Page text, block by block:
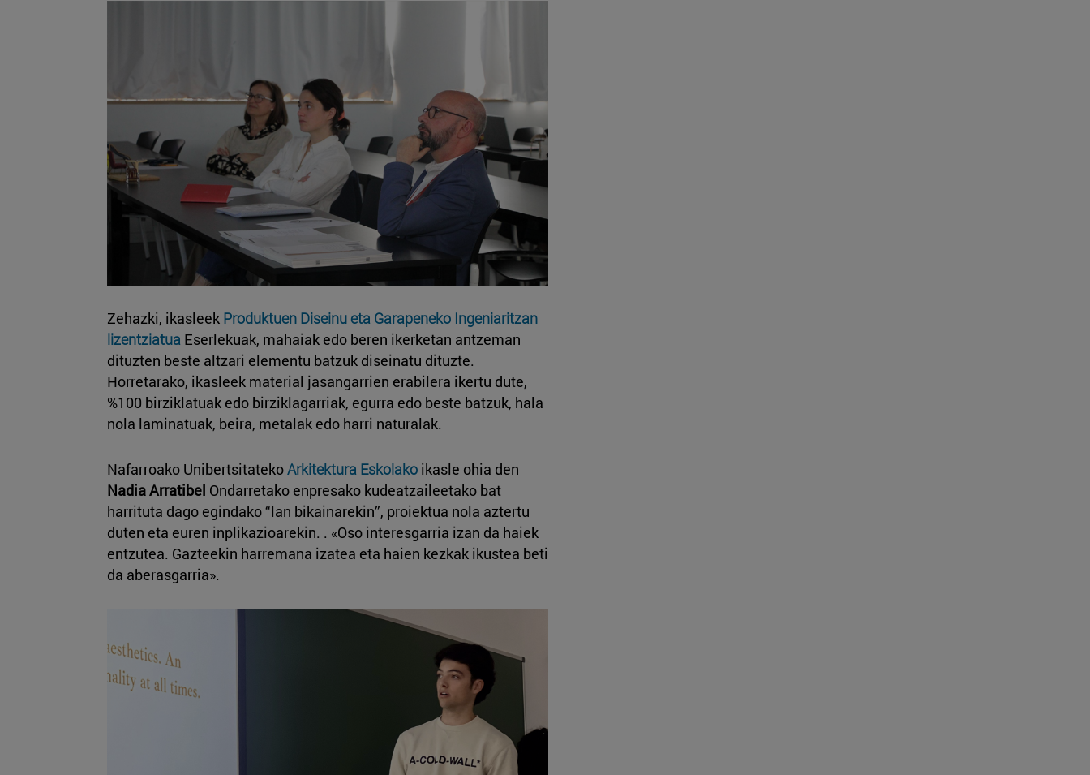
Zehazki, ikasleek Produktuen Diseinu eta Garapeneko Ingeniaritzan
lizentziatua Eserlekuak, mahaiak edo beren ikerketan antzeman
dituzten beste altzari elementu batzuk diseinatu dituzte.
Horretarako, ikasleek material jasangarrien erabilera ikertu dute,
%100 birziklatuak edo birziklagarriak, egurra edo beste batzuk, hala
nola laminatuak, beira, metalak edo harri naturalak.
Nafarroako UnibertsitatekoArkitektura Eskolako ikasle ohia den
Nadia Arratibel Ondarretako enpresako kudeatzaileetako bat
harrituta dago egindako “lan bikainarekin”, proiektua nola aztertu
duten eta euren inplikazioarekin. . «Oso interesgarria izan da haiek
entzutea. Gazteekin harremana izatea eta haien kezkak ikustea beti
da aberasgarria».